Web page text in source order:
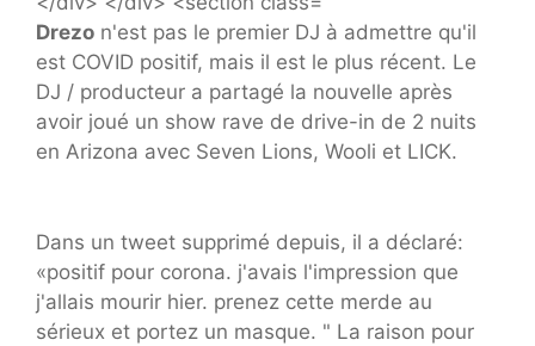
Drezo n'est pas le premier DJ à admettre qu'il
est COVID positif, mais il est le plus récent. Le
DJ / producteur a partagé la nouvelle après
avoir joué un show rave de drive-in de 2 nuits
en Arizona avec Seven Lions, Wooli et LICK.
Dans un tweet supprimé depuis, il a déclaré:
«positif pour corona. j'avais l'impression que
j'allais mourir hier. prenez cette merde au
sérieux et portez un masque. " La raison pour